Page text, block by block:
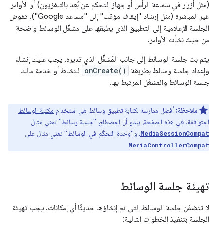
(مثل أزرار في سماعة الرأس أو جهاز التحكم عن بُعد بالتلفزيون) أو الأوامر
غير المباشرة (مثل إرشاد "إيقاف مؤقت" إلى "مساعد Google"). تفوض
الجلسة الإعلامية إلى التطبيق الذي يطبقها على مشغّل الوسائط واضحة
من حيث نشأت الأوامر.
يتم بث جلسة الوسائط إلى جانب المُشغِّل الذي تديره. يجب عليك إنشاء
وإعداد جلسة وسائط بطريقة
onCreate() للنشاط أو خدمة مالك
جلسة الوسائط والمشغّل المرتبط بها.
ملاحظة: أفضل ممارسة لكتابة تطبيق وسائط هي استخدام مكتبة الوسائط
المتوافقة. في هذه الصفحة، يبدو أن المصطلح "جلسة وسائط" تعني مثال
MediaSessionCompat، و"وحدة التحكُّم في الوسائط" تعني مثال على
MediaControllerCompat
تهيئة جلسة الوسائط
لا تتضمّن جلسة الوسائط التي تم إنشاؤها حديثًا أي إمكانات. يجب تهيئة
الجلسة بتنفيذ الخطوات التالية: